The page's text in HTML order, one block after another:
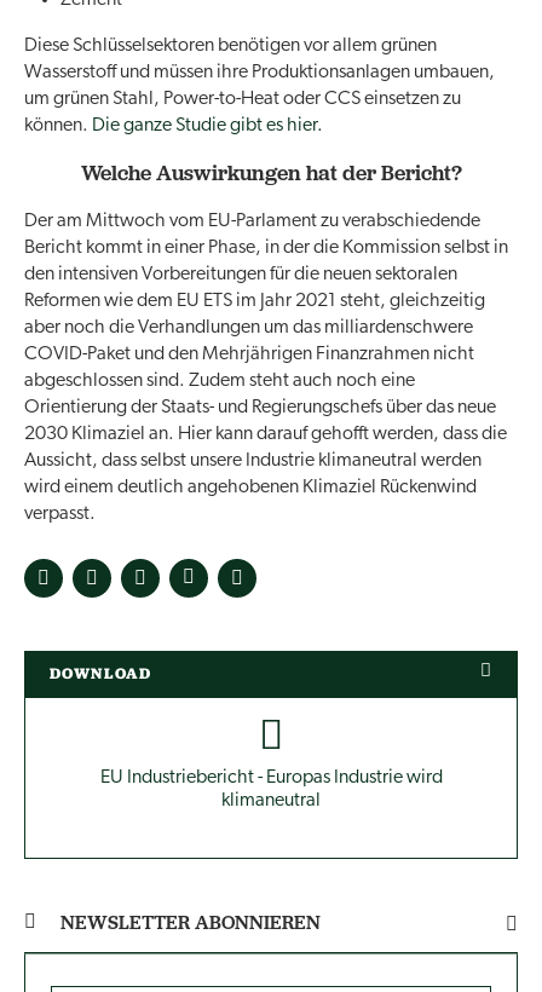
Diese Schlüsselsektoren benötigen vor allem grünen
Wasserstoff und müssen ihre Produktionsanlagen umbauen,
um grünen Stahl, Power-to-Heat oder CCS einsetzen zu
können. Die ganze Studie gibt es hier.
Welche Auswirkungen hat der Bericht?
Der am Mittwoch vom EU-Parlament zu verabschiedende
Bericht kommt in einer Phase, in der die Kommission selbst in
den intensiven Vorbereitungen für die neuen sektoralen
Reformen wie dem EU ETS im Jahr 2021 steht, gleichzeitig
aber noch die Verhandlungen um das milliardenschwere
COVID-Paket und den Mehrjährigen Finanzrahmen nicht
abgeschlossen sind. Zudem steht auch noch eine
Orientierung der Staats- und Regierungschefs über das neue
2030 Klimaziel an. Hier kann darauf gehofft werden, dass die
Aussicht, dass selbst unsere Industrie klimaneutral werden
wird einem deutlich angehobenen Klimaziel Rückenwind
verpasst.
DOWNLOAD
EU Industriebericht - Europas Industrie wird
klimaneutral
NEWSLETTER ABONNIEREN